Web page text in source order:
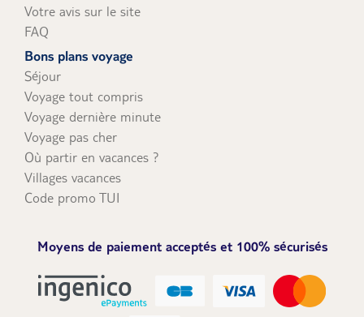
Votre avis sur le site
FAQ
Bons plans voyage
Séjour
Voyage tout compris
Voyage dernière minute
Voyage pas cher
Où partir en vacances ?
Villages vacances
Code promo TUI
Moyens de paiement acceptés et 100% sécurisés